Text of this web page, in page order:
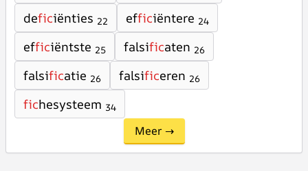
deficiënties 22 efficiëntere 24
efficiëntste 25 falsificaten 26
falsificatie 26 falsificeren 26
fichesysteem 34
Meer →